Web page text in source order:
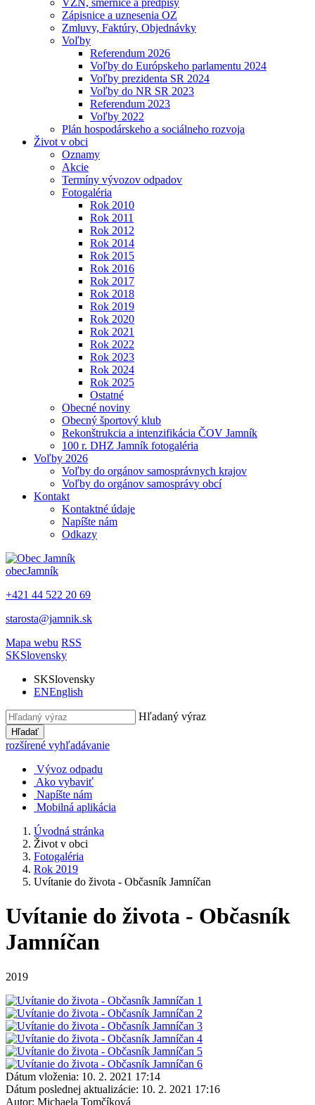
VZN, smernice a predpisy
Zápisnice a uznesenia OZ
Zmluvy, Faktúry, Objednávky
Voľby
Referendum 2026
Voľby do Európskeho parlamentu 2024
Voľby prezidenta SR 2024
Voľby do NR SR 2023
Referendum 2023
Voľby 2022
Plán hospodárskeho a sociálneho rozvoja
Život v obci
Oznamy
Akcie
Termíny vývozov odpadov
Fotogaléria
Rok 2010
Rok 2011
Rok 2012
Rok 2014
Rok 2015
Rok 2016
Rok 2017
Rok 2018
Rok 2019
Rok 2020
Rok 2021
Rok 2022
Rok 2023
Rok 2024
Rok 2025
Ostatné
Obecné noviny
Obecný športový klub
Rekonštrukcia a intenzifikácia ČOV Jamník
100 r. DHZ Jamník fotogaléria
Voľby 2026
Voľby do orgánov samosprávnych krajov
Voľby do orgánov samosprávy obcí
Kontakt
Kontaktné údaje
Napíšte nám
Odkazy
obecJamník
+421 44 522 20 69
starosta@jamnik.sk
Mapa webu RSS
SKSlovensky
SKSlovensky
ENEnglish
Hľadaný výraz
Hľadať
rozšírené vyhľadávanie
Vývoz odpadu
Ako vybaviť
Napíšte nám
Mobilná aplikácia
Úvodná stránka
Život v obci
Fotogaléria
Rok 2019
Uvítanie do života - Občasník Jamníčan
Uvítanie do života - Občasník
Jamníčan
2019
Dátum vloženia: 10. 2. 2021 17:14
Dátum poslednej aktualizácie: 10. 2. 2021 17:16
Autor: Michaela Tomčíková